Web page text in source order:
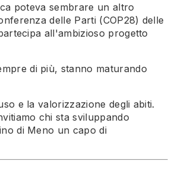
poteva sembrare un altro
delle Parti (COP28) delle
all'ambizioso progetto
di più, stanno maturando
e la valorizzazione degli abiti.
chi sta sviluppando
di Meno un capo di